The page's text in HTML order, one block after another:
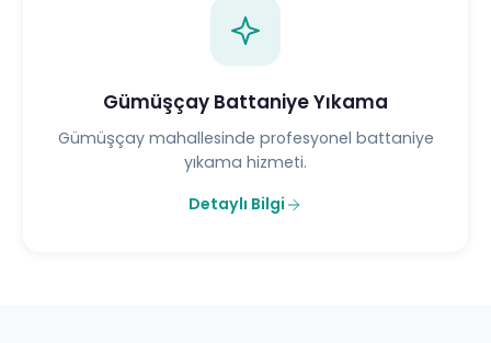
Gümüşçay Battaniye Yıkama
Gümüşçay mahallesinde profesyonel battaniye
yıkama hizmeti.
Detaylı Bilgi